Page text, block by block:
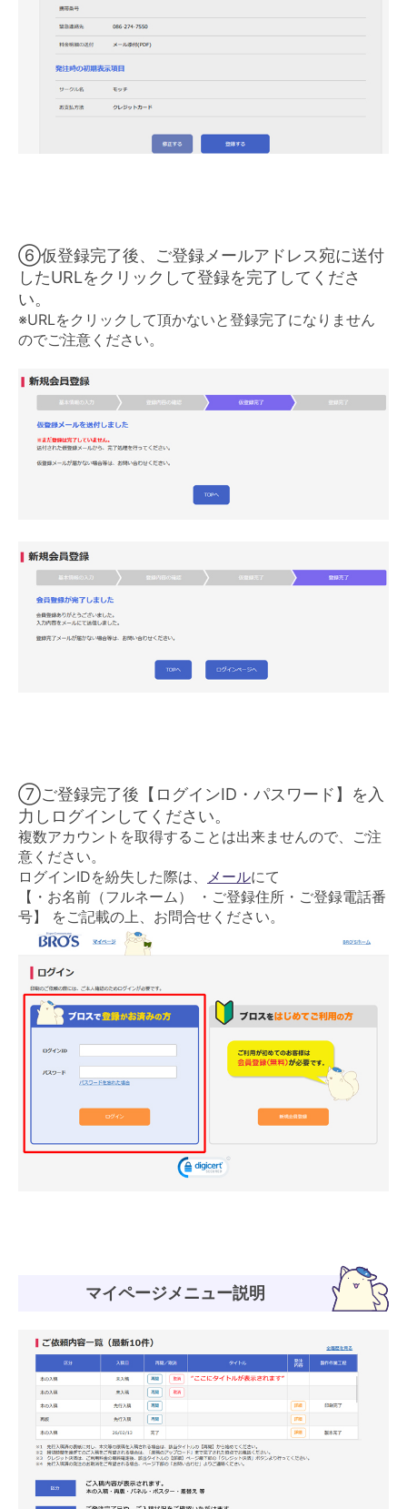
⑥仮登録完了後、ご登録メールアドレス宛に送付
したURLをクリックして登録を完了してくださ
い。
※URLをクリックして頂かないと登録完了になりません
のでご注意ください。
⑦ご登録完了後【ログインID・パスワード】を入
力しログインしてください。
複数アカウントを取得することは出来ませんので、ご注
意ください。
ログインIDを紛失した際は、 メールにて
【・お名前（フルネーム） ・ご登録住所・ご登録電話番
号】 をご記載の上、お問合せください。
マイページメニュー説明